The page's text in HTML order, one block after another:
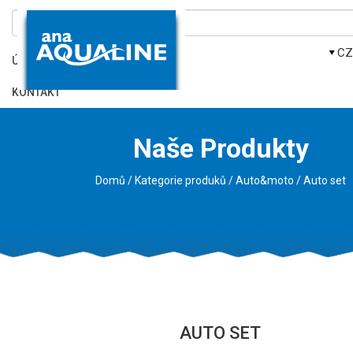
CZ
ÚVOD
KONTAKT
Naše Produkty
Domů / Kategorie produků /Auto&moto / auto set
.
AUTO SET